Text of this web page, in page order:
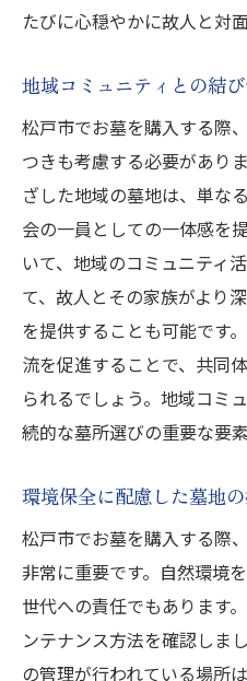
たびに心穏やかに故人と対
地域コミュニティとの結
松戸市でお墓を購入する際
つきも考慮する必要があり
ざした地域の墓地は、単な
会の一員としての一体感を
いて、地域のコミュニティ
て、故人とその家族がより
を提供することも可能です
流を促進することで、共同
られるでしょう。地域コミ
続的な墓所選びの重要な要
環境保全に配慮した墓地
松戸市でお墓を購入する際
非常に重要です。自然環境
世代への責任でもあります
ンテナンス方法を確認しま
の管理が行われている場所